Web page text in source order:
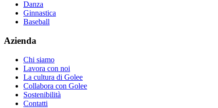
Danza
Ginnastica
Baseball
Azienda
Chi siamo
Lavora con noi
La cultura di Golee
Collabora con Golee
Sostenibilità
Contatti